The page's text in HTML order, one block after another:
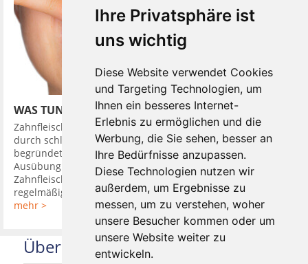
Ihre Privatsphäre ist
uns wichtig
Diese Website verwendet Cookies
und Targeting Technologien, um
Ihnen ein besseres Internet-
Erlebnis zu ermöglichen und die
Werbung, die Sie sehen, besser an
Ihre Bedürfnisse anzupassen.
Diese Technologien nutzen wir
außerdem, um Ergebnisse zu
messen, um zu verstehen, woher
unsere Besucher kommen oder um
unsere Website weiter zu
entwickeln.
WAS TUN BEI ZAHNFLEISCHBLUTEN
Zahnfleischbluten ist ein ernstes Warnsignal das meistens
durch schlechte oder schlicht kaum vorhandene Mundpflege
begründet ist. Blutet das Zahnfleisch beim Putzen oder bei
Ausübung von Druck, ist das meistens ein Zeichen für eine
Zahnfleischentzündung, die sogenannte Gingivitis. Durch
regelmäßige ...
mehr >
Über uns